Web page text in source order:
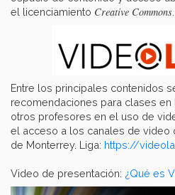
el licenciamiento Creative Commons
Entre los principales contenidos
recomendaciones para clases
otros profesores en el uso de
el acceso a los canales de video
de Monterrey. Liga: https://
Video de presentación: ¿Qué es